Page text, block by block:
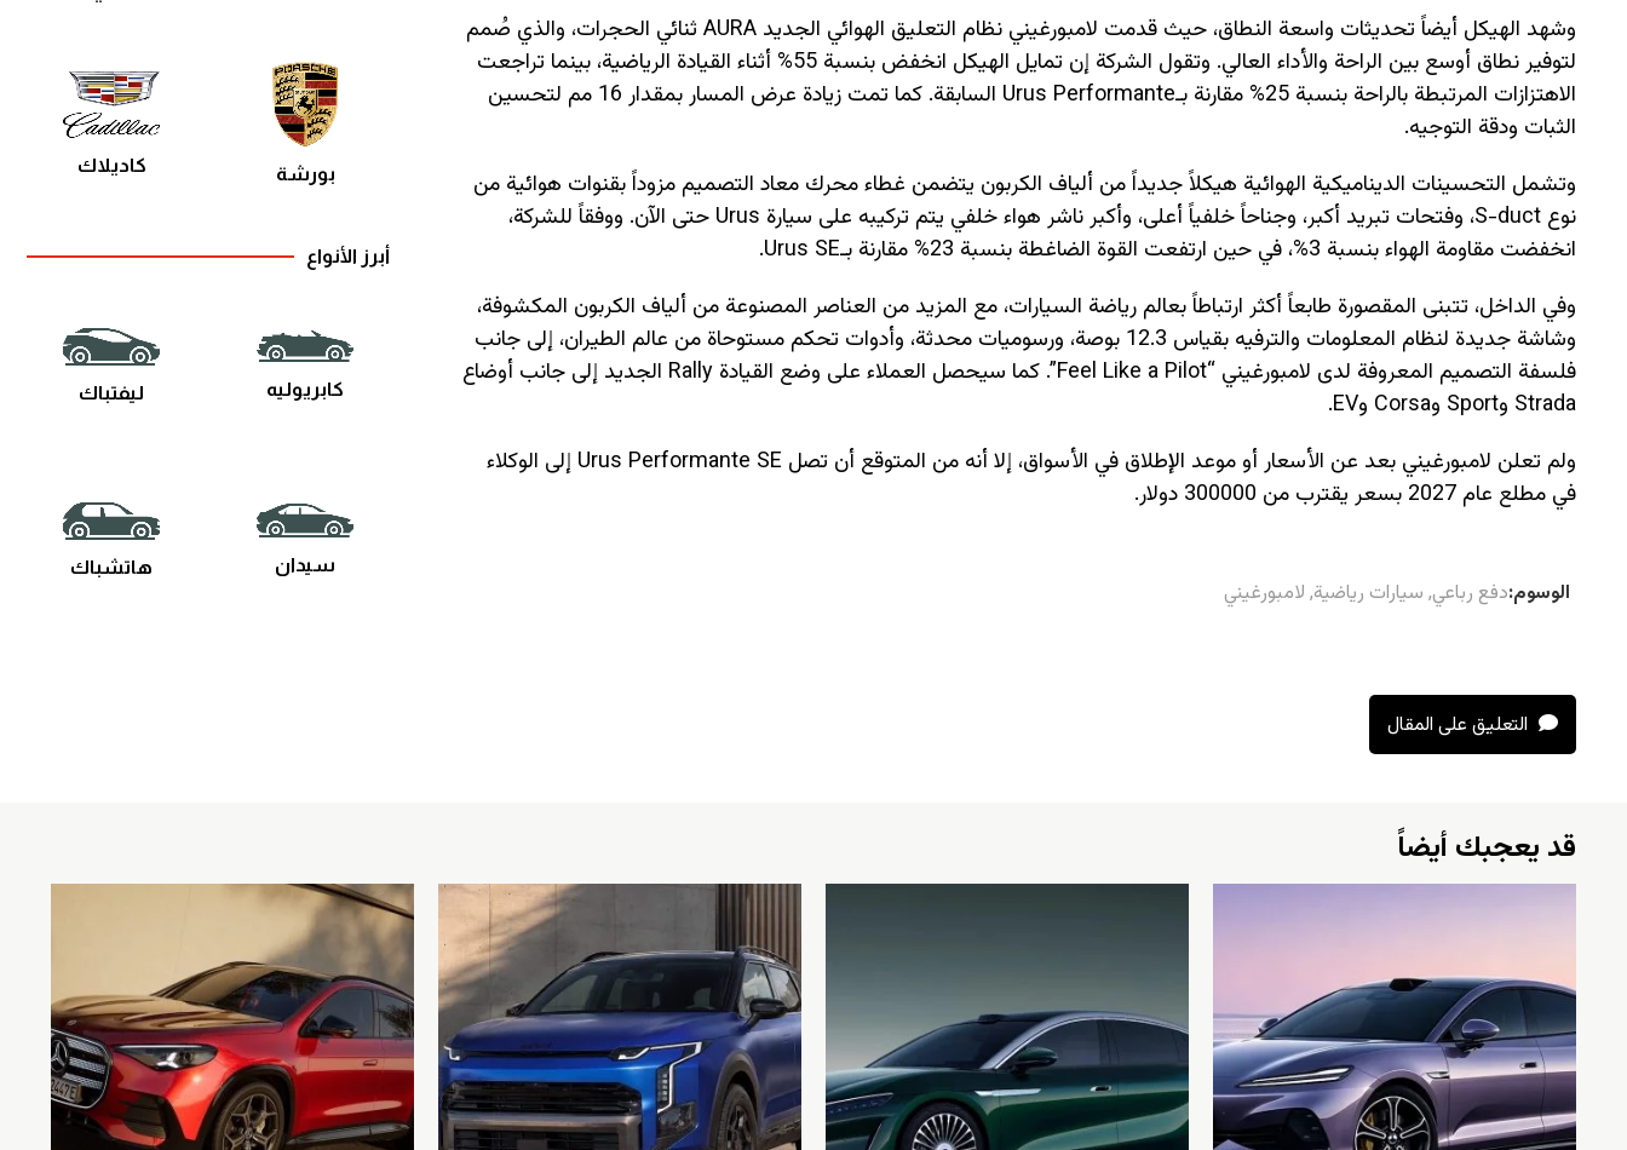
وشهد الهيكل أيضاً تحديثات واسعة النطاق، حيث قدمت لامبورغيني نظام التعليق الهوائي الجديد AURA ثنائي الحجرات، والذي صُمم
لتوفير نطاق أوسع بين الراحة والأداء العالي. وتقول الشركة إن تمايل الهيكل انخفض بنسبة 55% أثناء القيادة الرياضية، بينما تراجعت
الاهتزازات المرتبطة بالراحة بنسبة 25% مقارنة بـUrus Performante السابقة. كما تمت زيادة عرض المسار بمقدار 16 مم لتحسين
الثبات ودقة التوجيه.
وتشمل التحسينات الديناميكية الهوائية هيكلاً جديداً من ألياف الكربون يتضمن غطاء محرك معاد التصميم مزوداً بقنوات هوائية من
نوع S-duct، وفتحات تبريد أكبر، وجناحاً خلفياً أعلى، وأكبر ناشر هواء خلفي يتم تركيبه على سيارة Urus حتى الآن. ووفقاً للشركة،
انخفضت مقاومة الهواء بنسبة 3%، في حين ارتفعت القوة الضاغطة بنسبة 23% مقارنة بـUrus SE.
وفي الداخل، تتبنى المقصورة طابعاً أكثر ارتباطاً بعالم رياضة السيارات، مع المزيد من العناصر المصنوعة من ألياف الكربون المكشوفة،
وشاشة جديدة لنظام المعلومات والترفيه بقياس 12.3 بوصة، ورسوميات محدثة، وأدوات تحكم مستوحاة من عالم الطيران، إلى جانب
فلسفة التصميم المعروفة لدى لامبورغيني “Feel Like a Pilot”. كما سيحصل العملاء على وضع القيادة Rally الجديد إلى جانب أوضاع
Strada وSport وCorsa وEV.
ولم تعلن لامبورغيني بعد عن الأسعار أو موعد الإطلاق في الأسواق، إلا أنه من المتوقع أن تصل Urus Performante SE إلى الوكلاء
في مطلع عام 2027 بسعر يقترب من 300000 دولار.
الوسوم:دفع رباعي, سيارات رياضية, لامبورغيني
التعليق على المقال
بورشة كاديلاك
أبرز الأنواع
كابريوليه ليفتباك
سيدان هاتشباك
قد يعجبك أيضاً